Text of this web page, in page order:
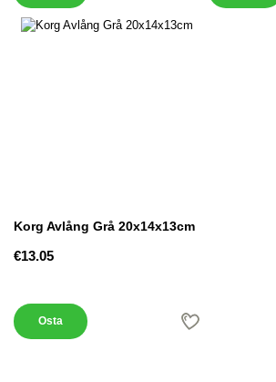
Korg Avlång Grå 20x14x13cm
€13.05
Osta